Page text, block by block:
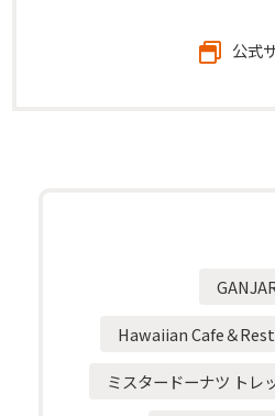
公式
Hawaiian Cafe＆
ミスタードーナツ トレ